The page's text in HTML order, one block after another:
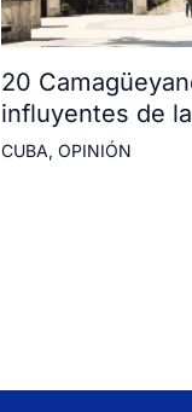
20
influyentes de
CUBA, OPINIÓN